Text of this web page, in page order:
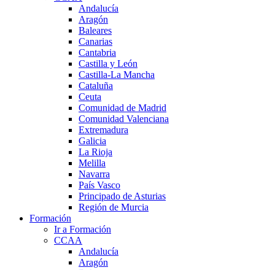
Andalucía
Aragón
Baleares
Canarias
Cantabria
Castilla y León
Castilla-La Mancha
Cataluña
Ceuta
Comunidad de Madrid
Comunidad Valenciana
Extremadura
Galicia
La Rioja
Melilla
Navarra
País Vasco
Principado de Asturias
Región de Murcia
Formación
Ir a Formación
CCAA
Andalucía
Aragón